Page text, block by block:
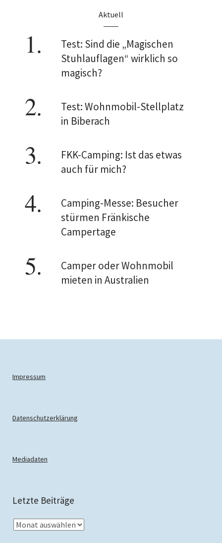
Aktuell
Test: Sind die „Magischen
Stuhlauflagen“ wirklich so
magisch?
Test: Wohnmobil-Stellplatz
in Biberach
FKK-Camping: Ist das etwas
auch für mich?
Camping-Messe: Besucher
stürmen Fränkische
Campertage
Camper oder Wohnmobil
mieten in Australien
Impressum
Datenschutzerklärung
Mediadaten
Letzte Beiträge